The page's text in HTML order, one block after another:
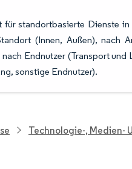
standortbasierte Dienste
(Innen, Außen), nach
Endnutzer (Transport
sonstige Endnutzer).
Technologie-, Medien-